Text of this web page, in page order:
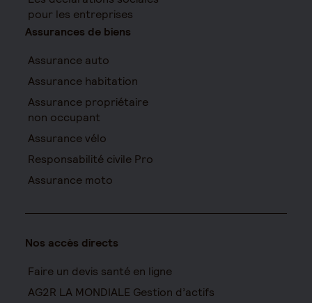
pour les entreprises
Assurances de biens
Assurance auto
Assurance habitation
Assurance propriétaire
non occupant
Assurance vélo
Responsabilité civile Pro
Assurance moto
Nos accès directs
Faire un devis santé en ligne
AG2R LA MONDIALE Gestion d’actifs